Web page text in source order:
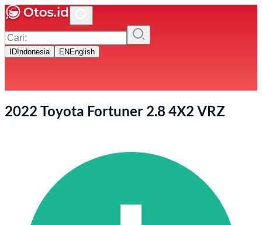
ID Indonesia EN English
2022 Toyota Fortuner 2.8 4X2 VRZ